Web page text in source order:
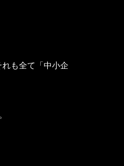
も全て「中小企